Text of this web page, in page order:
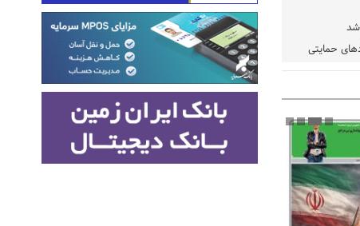
حمایتی
مشخص شد
مراجع رسمی
ایران و
کشاورزان
کنند